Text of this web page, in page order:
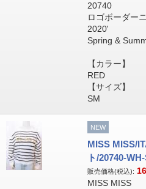
20740
ロゴボーダー
2020'
Spring &
【カラー】
RED
【サイズ】
SM
NEW
MISS MISS/
ト/20740-
販売価格(税込):
MISS MISS